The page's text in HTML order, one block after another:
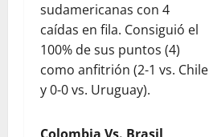
sudamericanas con 4
caídas en fila. Consiguió el
100% de sus puntos (4)
como anfitrión (2-1 vs. Chile
y 0-0 vs. Uruguay).